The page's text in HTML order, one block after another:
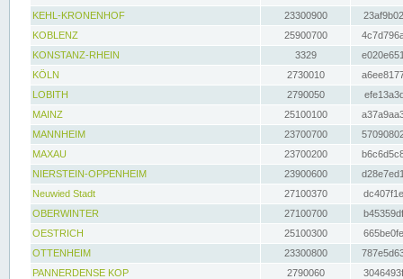
KEHL-KRONENHOF
23300900
KOBLENZ
25900700
KONSTANZ-RHEIN
3329
KÖLN
2730010
LOBITH
2790050
MAINZ
25100100
MANNHEIM
23700700
MAXAU
23700200
NIERSTEIN-OPPENHEIM
23900600
Neuwied Stadt
27100370
OBERWINTER
27100700
OESTRICH
25100300
OTTENHEIM
23300800
PANNERDENSE KOP
2790060